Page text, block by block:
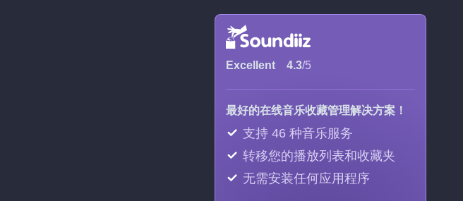
Excellent 4.3/5
最好的在线音乐收藏管理解决方案！
支持 46 种音乐服务
转移您的播放列表和收藏夹
无需安装任何应用程序